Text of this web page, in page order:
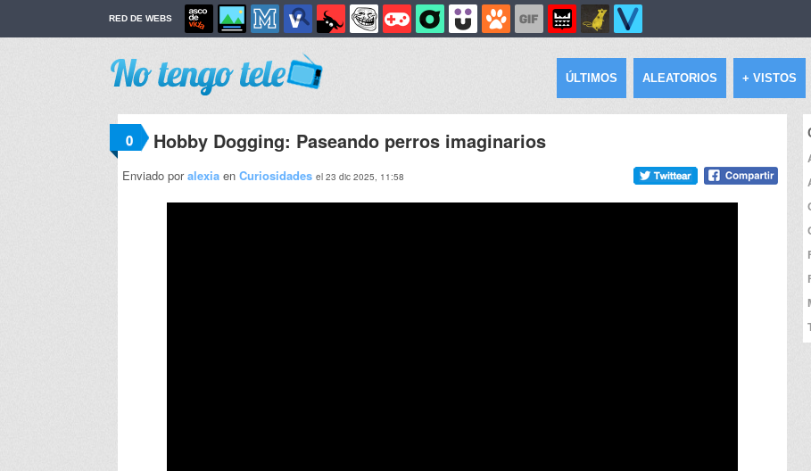
RED DE WEBS
ÚLTIMOS ALEATORIOS + VISTOS
0 Hobby Dogging: Paseando perros imaginarios
Enviado poralexia en Curiosidades el 23 dic 2025, 11:58